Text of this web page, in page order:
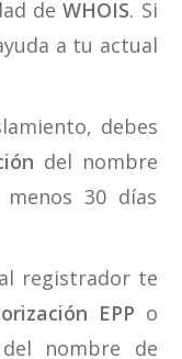
deWHOIS. Si
a tu actual
debes
del nombre
30 días
registrador te
EPP o
nombre de